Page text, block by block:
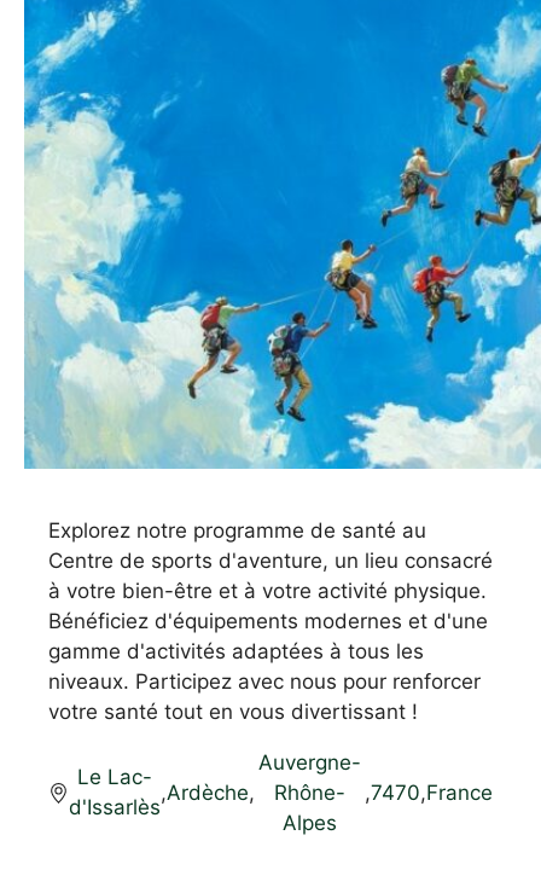
Explorez notre programme de santé au
Centre de sports d'aventure, un lieu consacré
à votre bien-être et à votre activité physique.
Bénéficiez d'équipements modernes et d'une
gamme d'activités adaptées à tous les
niveaux. Participez avec nous pour renforcer
votre santé tout en vous divertissant !
Le Lac-
d'Issarlès
,Ardèche,
Auvergne-
Rhône-
Alpes
,7470,France